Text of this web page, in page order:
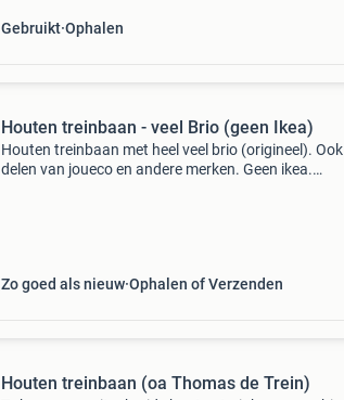
Gebruikt Ophalen
Houten treinbaan - veel Brio (geen Ikea)
Houten treinbaan met heel veel brio (origineel). Ook
delen van joueco en andere merken. Geen ikea.
Zo goed als nieuw Ophalen of Verzenden
Houten treinbaan (oa Thomas de Trein)